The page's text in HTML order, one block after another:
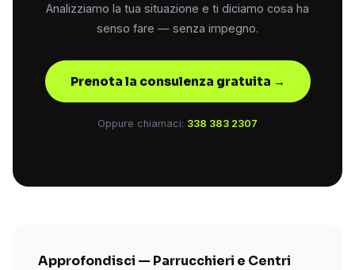
Analizziamo la tua situazione e ti diciamo cosa ha
senso fare — senza impegno.
Prenota la consulenza gratuita →
Oppure chiamaci: 338 383 2307
Approfondisci — Parrucchieri e Centri